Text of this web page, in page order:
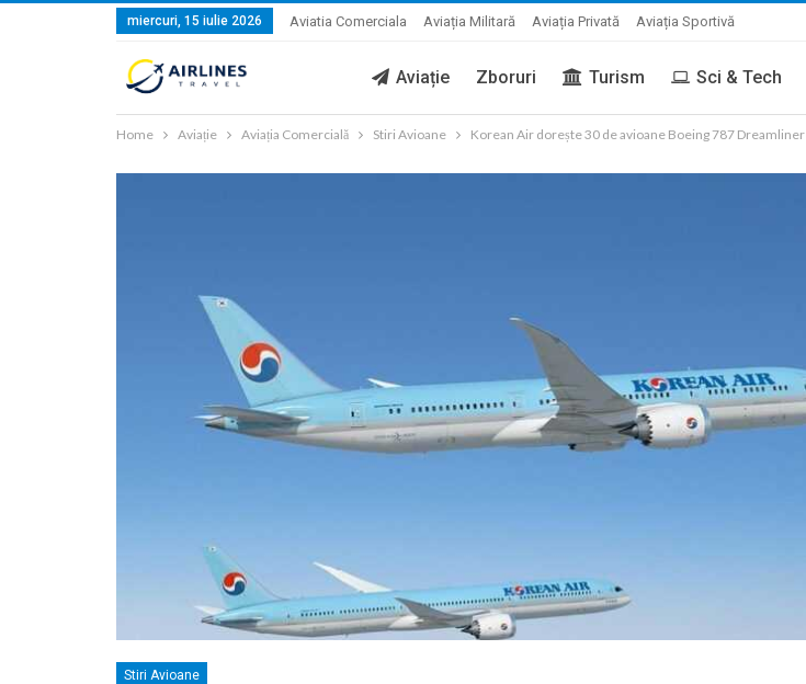
miercuri, 15 iulie 2026 Aviatia Comerciala Aviația Militară Aviația Privată Aviația Sportivă
Aviație Zboruri Turism Sci & Tech
Home Aviație Aviația Comercială Stiri Avioane Korean Air dorește 30 de avioane Boeing 787 Dreamliner
Stiri Avioane